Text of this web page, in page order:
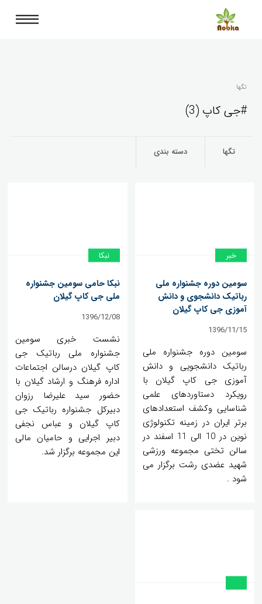
تگها
#جی کاپ (3)
تگها دسته بندی
خبر
سومین دوره جشنواره ملی
رباتیک دانشجوی و دانش
آموزی جی کاپ گیلان
1396/11/15
سومین دوره جشنواره ملی
رباتیک دانشجویی و دانش
آموزی جی کاپ گیلان با
رویکرد دستاوردهای علمی
شناسایی وکشف استعدادهای
برتر ایران در زمینه تکنولوژی
نوین در 10 الی 11 اسفند در
سالن تختی مجموعه ورزشی
شهید عضدی رشت برگزار می
شود .
نبکا
نبکا حامی سومین جشنواره
ملی جی کاپ گیلان
1396/12/08
نشست خبری سومین
جشنواره ملی رباتیک جی
کاپ گیلان درسالن اجتماعات
اداره فرهنگ و ارشاد گیلان با
حضور سید علیرضا رزوان
دبیرکل جشنواره رباتیک جی
کاپ گیلان و عباس نجفی
دبیر اجرایی و حامیان مالی
این مجموعه برگزار شد.